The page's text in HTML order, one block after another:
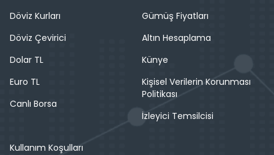
Döviz Kurları
Döviz Çevirici
Dolar TL
Euro TL
Canlı Borsa
Gümüş Fiyatları
Altın Hesaplama
Künye
Kişisel Verilerin Korunması
Politikası
İzleyici Temsilcisi
Kullanım Koşulları